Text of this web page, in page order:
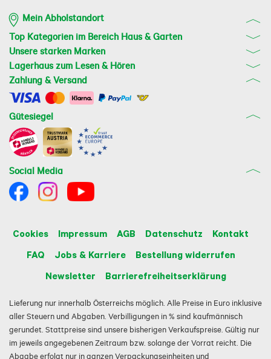
Mein Abholstandort
Top Kategorien im Bereich Haus & Garten
Unsere starken Marken
Lagerhaus zum Lesen & Hören
Zahlung & Versand
Gütesiegel
Social Media
Cookies Impressum AGB Datenschutz
Kontakt
FAQ
Jobs & Karriere
Bestellung widerrufen
Newsletter
Barrierefreiheitserklärung
Lieferung nur innerhalb Österreichs möglich. Alle Preise in Euro inklusive
aller Steuern und Abgaben. Verbilligungen in % sind kaufmännisch
gerundet. Stattpreise sind unsere bisherigen Verkaufspreise. Gültig nur
im jeweils angegebenen Zeitraum bzw. solange der Vorrat reicht. Die
Abgabe erfolgt nur in ganzen Verpackungseinheiten und